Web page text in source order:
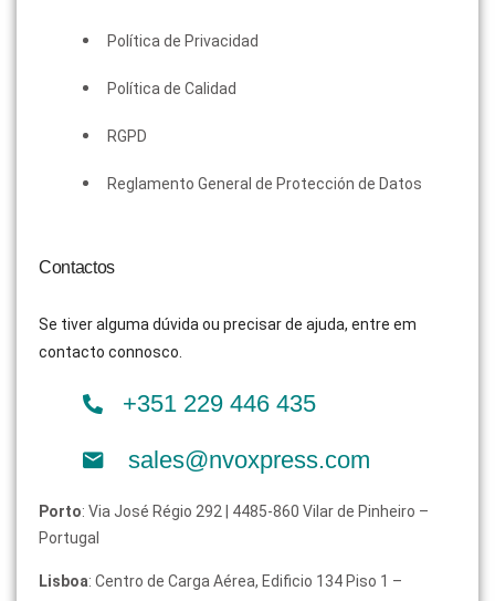
Política de Privacidad
Política de Calidad
RGPD
Reglamento General de Protección de Datos
Contactos
Se tiver alguma dúvida ou precisar de ajuda, entre em
contacto connosco.
+351 229 446 435
sales@nvoxpress.com
Porto: Via José Régio 292 | 4485-860 Vilar de Pinheiro –
Portugal
Lisboa: Centro de Carga Aérea, Edificio 134 Piso 1 –